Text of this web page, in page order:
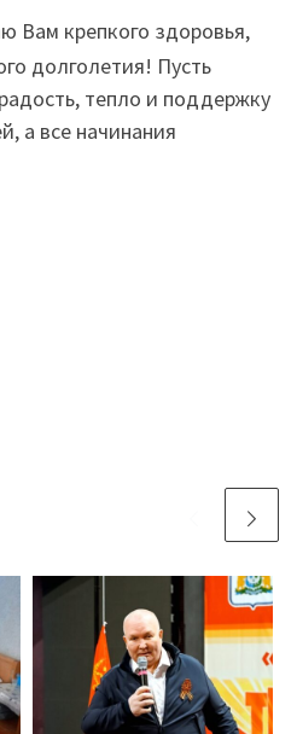
Вам крепкого здоровья,
долголетия! Пусть
тепло и поддержку
а все начинания